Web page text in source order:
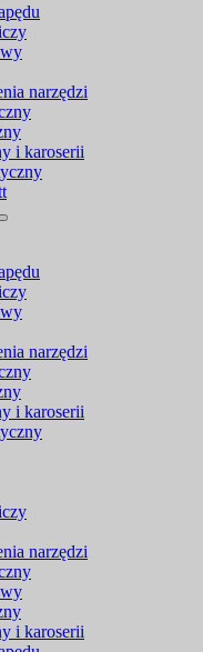
narzędzi
i karoserii
narzędzi
i karoserii
narzędzi
i karoserii